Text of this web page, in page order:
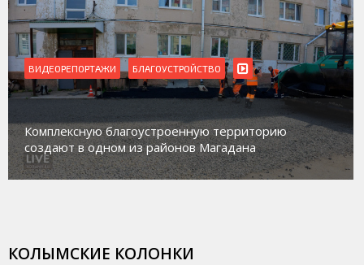
ВИДЕОРЕПОРТАЖИ
Магадан присоединился к пилотному проекту по
работе с несовершеннолетними из групп
социального риска «Переправа»
КОЛЫМСКИЕ КОЛОНКИ